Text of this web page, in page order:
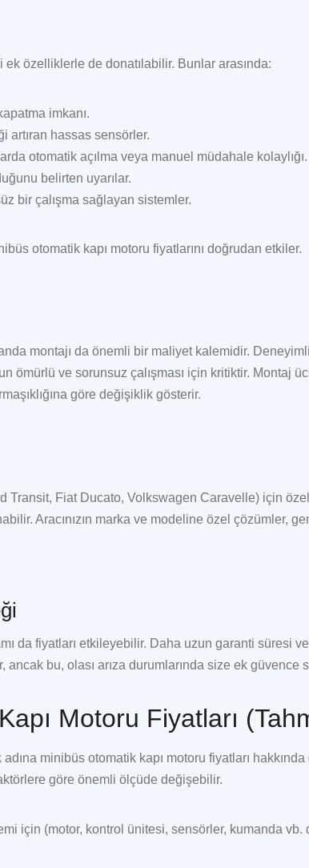
özelliklerle de donatılabilir. Bunlar arasında:
imkanı.
artıran hassas sensörler.
otomatik açılma veya manuel müdahale kolaylığı.
belirten uyarılar.
bir çalışma sağlayan sistemler.
otomatik kapı motoru fiyatlarını doğrudan etkiler.
montajı da önemli bir maliyet kalemidir.
ömürlü ve sorunsuz çalışması için kritiktir. Montaj
göre değişiklik gösterir.
Transit, Fiat Ducato, Volkswagen Caravelle) için
Aracınızın marka ve modeline özel çözümler,
da fiyatları etkileyebilir. Daha uzun garanti süresi
bu, olası arıza durumlarında size ek güvence
Motoru Fiyatları
minibüs otomatik kapı motoru fiyatları
göre önemli ölçüde değişebilir.
için (motor, kontrol ünitesi, sensörler, kumanda vb.